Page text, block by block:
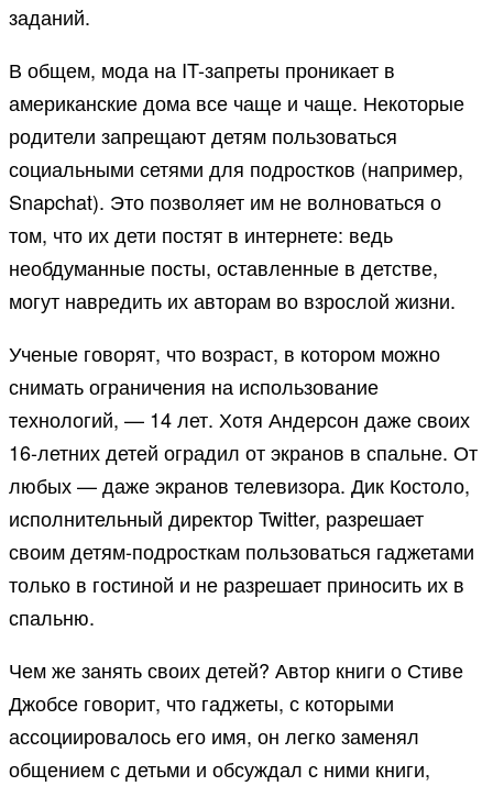
заданий.
В общем, мода на IT-запреты проникает в
американские дома все чаще и чаще. Некоторые
родители запрещают детям пользоваться
социальными сетями для подростков (например,
Snapchat). Это позволяет им не волноваться о
том, что их дети постят в интернете: ведь
необдуманные посты, оставленные в детстве,
могут навредить их авторам во взрослой жизни.
Ученые говорят, что возраст, в котором можно
снимать ограничения на использование
технологий, — 14 лет. Хотя Андерсон даже своих
16-летних детей оградил от экранов в спальне. От
любых — даже экранов телевизора. Дик Костоло,
исполнительный директор Twitter, разрешает
своим детям-подросткам пользоваться гаджетами
только в гостиной и не разрешает приносить их в
спальню.
Чем же занять своих детей? Автор книги о Стиве
Джобсе говорит, что гаджеты, с которыми
ассоциировалось его имя, он легко заменял
общением с детьми и обсуждал с ними книги,